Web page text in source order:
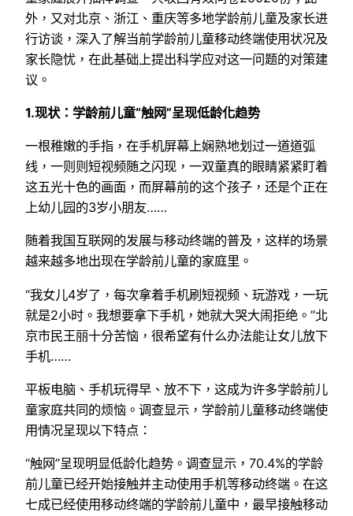
外，又对北京、浙江、重庆等多地学龄前儿童及家长进
行访谈，深入了解当前学龄前儿童移动终端使用状况及
家长隐忧，在此基础上提出科学应对这一问题的对策建
议。
1.现状：学龄前儿童“触网”呈现低龄化趋势
一根稚嫩的手指，在手机屏幕上娴熟地划过一道道弧
线，一则则短视频随之闪现，一双童真的眼睛紧紧盯着
这五光十色的画面，而屏幕前的这个孩子，还是个正在
上幼儿园的3岁小朋友……
随着我国互联网的发展与移动终端的普及，这样的场景
越来越多地出现在学龄前儿童的家庭里。
“我女儿4岁了，每次拿着手机刷短视频、玩游戏，一玩
就是2小时。我想要拿下手机，她就大哭大闹拒绝。”北
京市民王丽十分苦恼，很希望有什么办法能让女儿放下
手机……
平板电脑、手机玩得早、放不下，这成为许多学龄前儿
童家庭共同的烦恼。调查显示，学龄前儿童移动终端使
用情况呈现以下特点：
“触网”呈现明显低龄化趋势。调查显示，70.4%的学龄
前儿童已经开始接触并主动使用手机等移动终端。在这
七成已经使用移动终端的学龄前儿童中，最早接触移动